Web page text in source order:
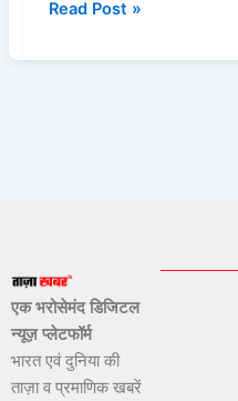
Read Post »
एक भरोसेमंद डिजिटल
न्यूज़ प्लेटफॉर्म
भारत एवं दुनिया की
ताज़ा व प्रमाणिक खबरें